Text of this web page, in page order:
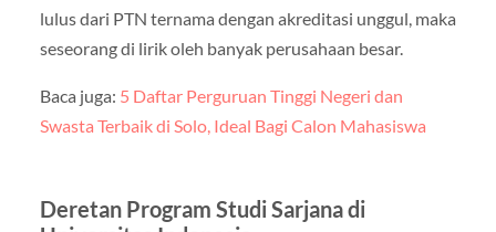
lulus dari PTN ternama dengan akreditasi unggul, maka
seseorang di lirik oleh banyak perusahaan besar.
Baca juga: 5 Daftar Perguruan Tinggi Negeri dan
Swasta Terbaik di Solo, Ideal Bagi Calon Mahasiswa
Deretan Program Studi Sarjana di